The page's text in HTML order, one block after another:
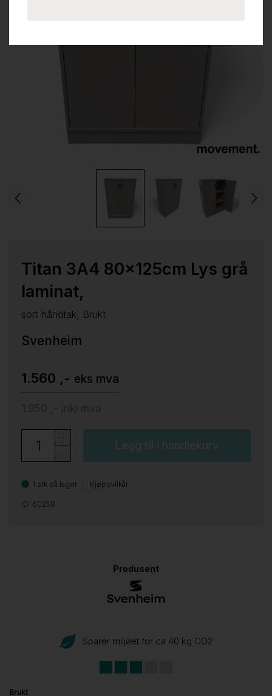
Titan 3A4 80x125cm Lys grå
laminat,
sort håndtak, Brukt
Svenheim
1.560 ,- eks mva
Legg til i handlekurv
1 stk på lager Kjøpsvilkår
ID: 60258
Produsent
Sparer miljøet for ca 40 kg CO2
Brukt